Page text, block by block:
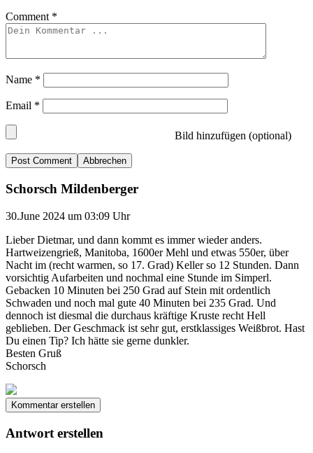
Comment *
Name *
Email *
Bild hinzufügen (optional)
Abbrechen
Schorsch Mildenberger
30.June 2024 um 03:09 Uhr
Lieber Dietmar, und dann kommt es immer wieder anders.
Hartweizengrieß, Manitoba, 1600er Mehl und etwas 550er, über
Nacht im (recht warmen, so 17. Grad) Keller so 12 Stunden. Dann
vorsichtig Aufarbeiten und nochmal eine Stunde im Simperl.
Gebacken 10 Minuten bei 250 Grad auf Stein mit ordentlich
Schwaden und noch mal gute 40 Minuten bei 235 Grad. Und
dennoch ist diesmal die durchaus kräftige Kruste recht Hell
geblieben. Der Geschmack ist sehr gut, erstklassiges Weißbrot. Hast
Du einen Tip? Ich hätte sie gerne dunkler.
Besten Gruß
Schorsch
Kommentar erstellen
Antwort erstellen